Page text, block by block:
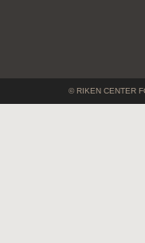
© RIKEN CENTER